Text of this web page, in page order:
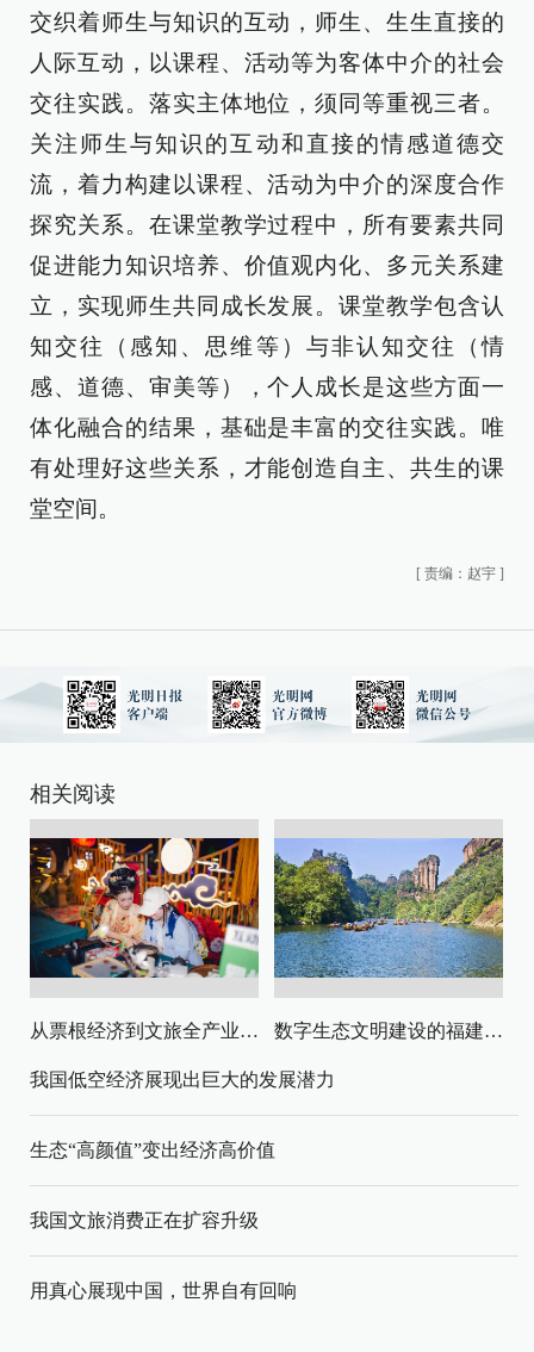
交织着师生与知识的互动，师生、生生直接的
人际互动，以课程、活动等为客体中介的社会
交往实践。落实主体地位，须同等重视三者。
关注师生与知识的互动和直接的情感道德交
流，着力构建以课程、活动为中介的深度合作
探究关系。在课堂教学过程中，所有要素共同
促进能力知识培养、价值观内化、多元关系建
立，实现师生共同成长发展。课堂教学包含认
知交往（感知、思维等）与非认知交往（情
感、道德、审美等），个人成长是这些方面一
体化融合的结果，基础是丰富的交往实践。唯
有处理好这些关系，才能创造自主、共生的课
堂空间。
[ 责编：赵宇 ]
相关阅读
从票根经济到文旅全产业链升级 数字生态文明建设的福建路径与启示
我国低空经济展现出巨大的发展潜力
生态“高颜值”变出经济高价值
我国文旅消费正在扩容升级
用真心展现中国，世界自有回响